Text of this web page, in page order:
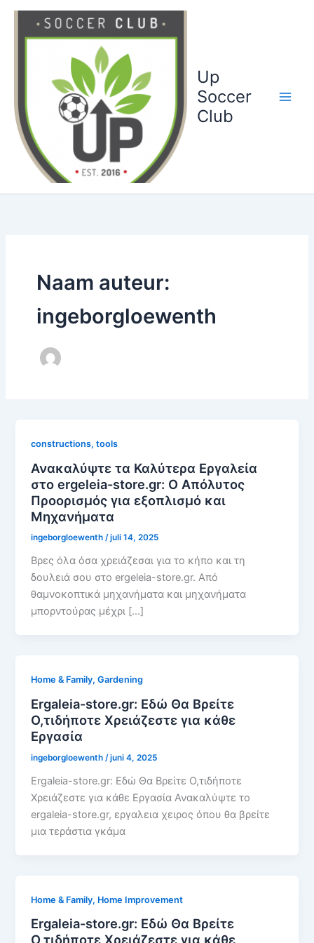
Up
Soccer
Club
Naam auteur:
ingeborgloewenth
constructions, tools
Ανακαλύψτε τα Καλύτερα Εργαλεία
στο ergeleia-store.gr: Ο Απόλυτος
Προορισμός για εξοπλισμό και
Μηχανήματα
ingeborgloewenth/juli 14, 2025
Βρες όλα όσα χρειάζεσαι για το κήπο και τη
δουλειά σου στο ergeleia-store.gr. Από
θαμνοκοπτικά μηχανήματα και μηχανήματα
μπορντούρας μέχρι […]
Home & Family, Gardening
Ergaleia-store.gr: Εδώ Θα Βρείτε
Ο,τιδήποτε Χρειάζεστε για κάθε
Εργασία
ingeborgloewenth/juni 4, 2025
Ergaleia-store.gr: Εδώ Θα Βρείτε Ο,τιδήποτε
Χρειάζεστε για κάθε Εργασία Ανακαλύψτε το
ergaleia-store.gr, εργαλεια χειρος όπου θα βρείτε
μια τεράστια γκάμα
Home & Family, Home Improvement
Ergaleia-store.gr: Εδώ Θα Βρείτε
Ο,τιδήποτε Χρειάζεστε για κάθε